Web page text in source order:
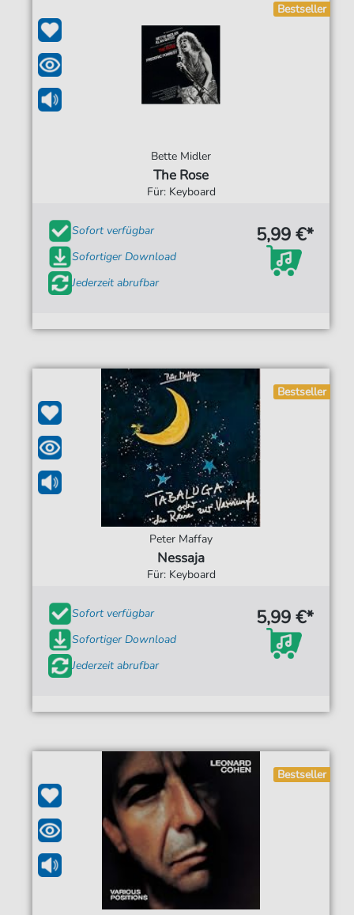
Bestseller
Bette Midler
The Rose
Für: Keyboard
Sofort verfügbar
Sofortiger Download
Jederzeit abrufbar
5,99 €*
Bestseller
Peter Maffay
Nessaja
Für: Keyboard
Sofort verfügbar
Sofortiger Download
Jederzeit abrufbar
5,99 €*
Bestseller